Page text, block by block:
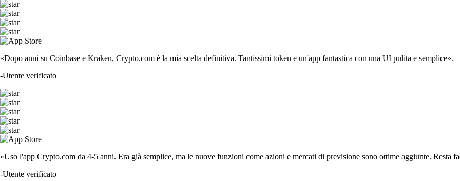
«Dopo anni su Coinbase e Kraken, Crypto.com è la mia scelta definitiva. Tantissimi token e un'app fantastica con una UI pulita e semplice».
-Utente verificato
«Uso l'app Crypto.com da 4-5 anni. Era già semplice, ma le nuove funzioni come azioni e mercati di previsione sono ottime aggiunte. Resta
-Utente verificato